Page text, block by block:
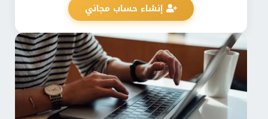
إنشاء حساب مجاني